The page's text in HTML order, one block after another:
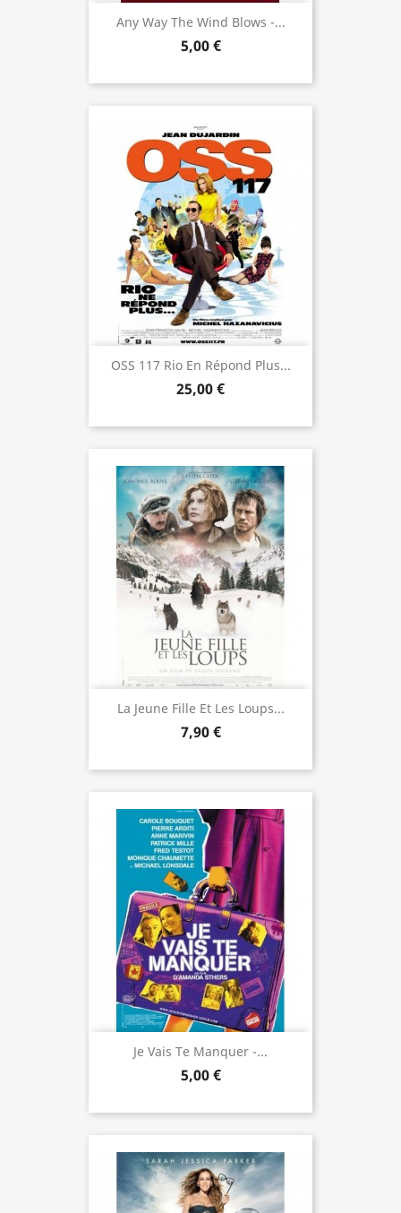
Any Way The Wind Blows -...
5,00 €
OSS 117 Rio En Répond Plus...
25,00 €
La Jeune Fille Et Les Loups...
7,90 €
Je Vais Te Manquer -...
5,00 €